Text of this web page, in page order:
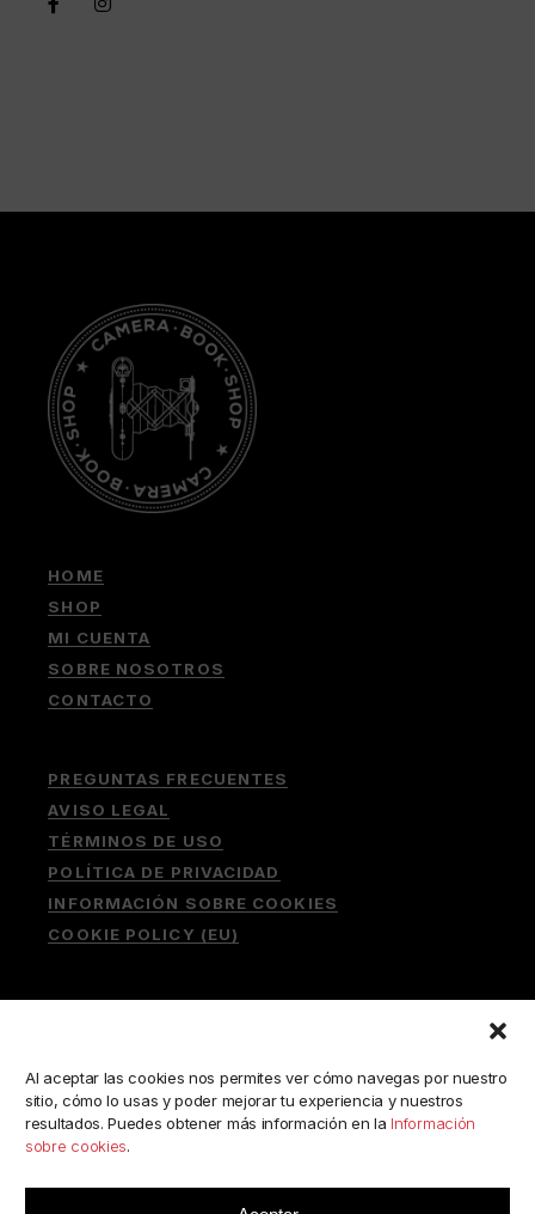
Al aceptar las cookies nos permites ver cómo navegas por nuestro
sitio, cómo lo usas y poder mejorar tu experiencia y nuestros
resultados. Puedes obtener más información en la Información
sobre cookies.
HOME
SHOP
MI CUENTA
SOBRE NOSOTROS
CONTACTO
PREGUNTAS FRECUENTES
AVISO LEGAL
TÉRMINOS DE USO
POLÍTICA DE PRIVACIDAD
INFORMACIÓN SOBRE COOKIES
COOKIE POLICY (EU)
Buscar: